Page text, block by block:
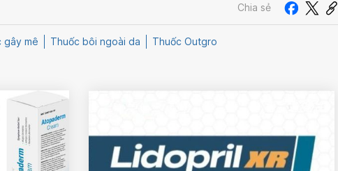
Chia sẻ
gây mê Thuốc bôi ngoài da Thuốc Outgro